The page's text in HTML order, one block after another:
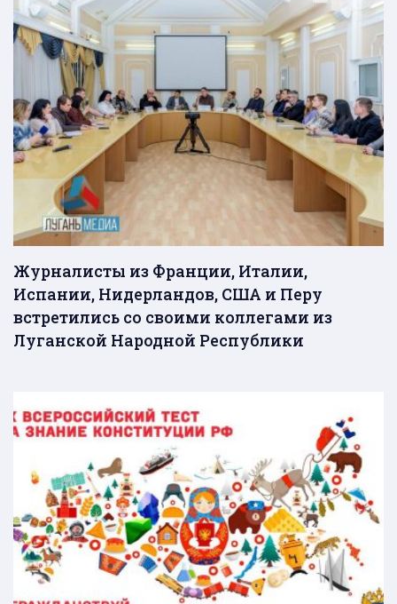
Журналисты из Франции, Италии,
Испании, Нидерландов, США и Перу
встретились со своими коллегами из
Луганской Народной Республики